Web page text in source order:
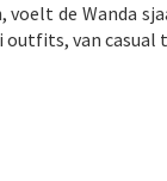
de Wanda
van